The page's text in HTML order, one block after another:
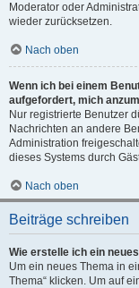
Moderator oder
wieder zurücksetzen.
Nach oben
Wenn ich bei einem
aufgefordert, mich
Nur registrierte Benutzer
Nachrichten an andere
Administration
dieses Systems durch
Nach oben
Beiträge schreiben
Wie erstelle ich ein
Um ein neues Thema in
Thema“ klicken. Um auf